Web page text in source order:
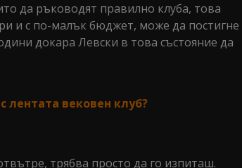
да ръководят правилно клуба, това
и с по-малък бюджет, може да постигне
докара Левски в това състояние да
вековен клуб?
трябва просто да го изпиташ.